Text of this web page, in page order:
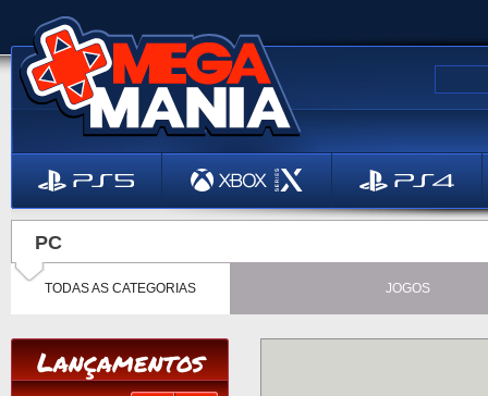
PC
TODAS AS CATEGORIAS JOGOS
Lançamentos